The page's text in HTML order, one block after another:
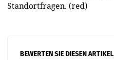
Standortfragen. (red)
BEWERTEN SIE DIESEN ARTIKEL